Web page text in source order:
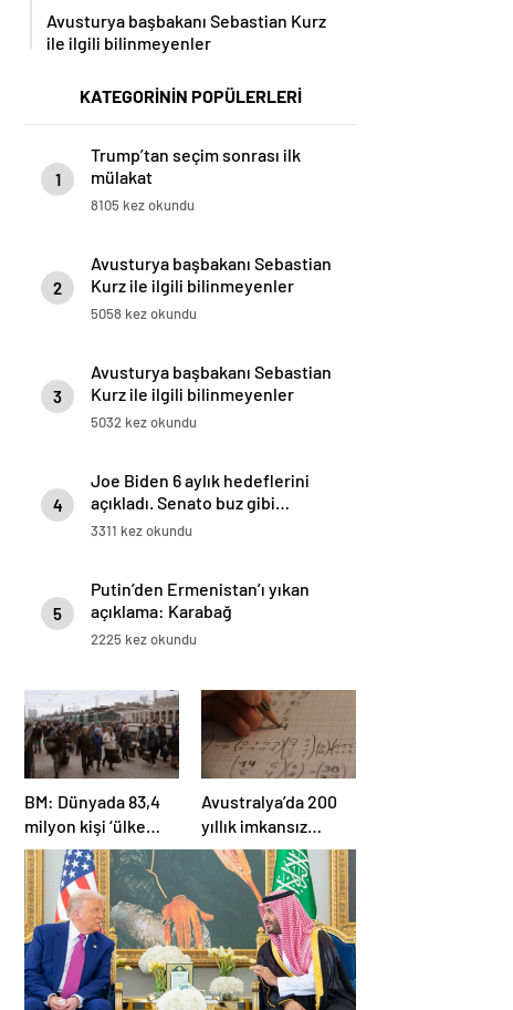
Avusturya başbakanı Sebastian Kurz
ile ilgili bilinmeyenler
KATEGORİNİN POPÜLERLERİ
1
Trump’tan seçim sonrası ilk
mülakat
8105 kez okundu
2
Avusturya başbakanı Sebastian
Kurz ile ilgili bilinmeyenler
5058 kez okundu
3
Avusturya başbakanı Sebastian
Kurz ile ilgili bilinmeyenler
5032 kez okundu
4
Joe Biden 6 aylık hedeflerini
açıkladı. Senato buz gibi…
3311 kez okundu
5
Putin’den Ermenistan’ı yıkan
açıklama: Karabağ
Azerbaycan’ın ayrılmaz bir
2225 kez okundu
BM: Dünyada 83,4
milyon kişi ‘ülke
içinde yerinden
edilmiş’ olarak
yaşıyor
Avustralya’da 200
yıllık imkansız
matematik
problemi çözüldü